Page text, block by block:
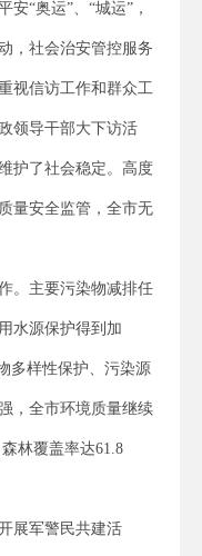
“奥运”、“城运”，
，社会治安管控服务
视信访工作和群众工
领导干部大下访活
护了社会稳定。高度
量安全监管，全市无
。主要污染物减排任
水源保护得到加
多样性保护、污染源
，全市环境质量继续
林覆盖率达61.8
展军警民共建活